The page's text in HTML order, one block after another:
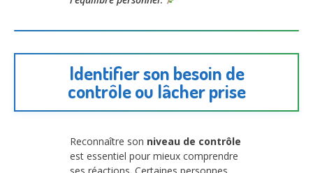
Identifier son besoin de
contrôle ou lâcher prise
Reconnaître son niveau de contrôle
est essentiel pour mieux comprendre